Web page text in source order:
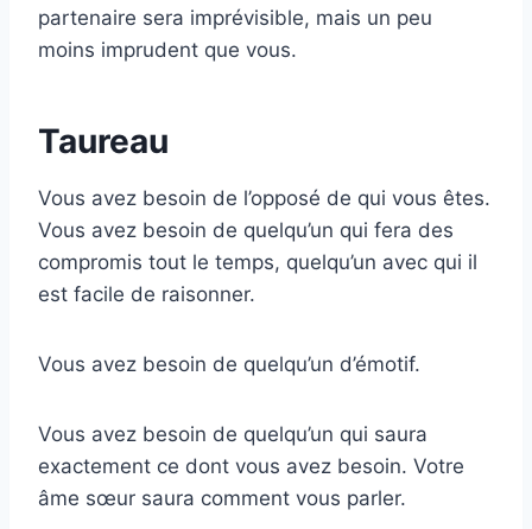
partenaire sera imprévisible, mais un peu
moins imprudent que vous.
Taureau
Vous avez besoin de l’opposé de qui vous êtes.
Vous avez besoin de quelqu’un qui fera des
compromis tout le temps, quelqu’un avec qui il
est facile de raisonner.
Vous avez besoin de quelqu’un d’émotif.
Vous avez besoin de quelqu’un qui saura
exactement ce dont vous avez besoin. Votre
âme sœur saura comment vous parler.